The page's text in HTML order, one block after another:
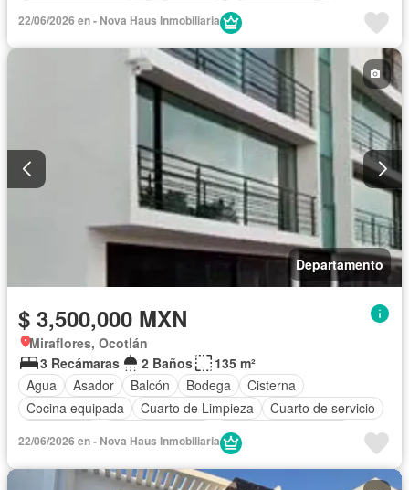
Seguridad
22/06/2026 en - Nova Haus Inmobiliaria
Departamento
$ 3,500,000 MXN
Miraflores, Ocotlán
3 Recámaras
2 Baños
135 m²
Agua
Asador Balcón Bodega
Cisterna
Cocina equipada
Cuarto de Limpieza
Cuarto de servicio
Recámara con closet
22/06/2026 en - Nova Haus Inmobiliaria